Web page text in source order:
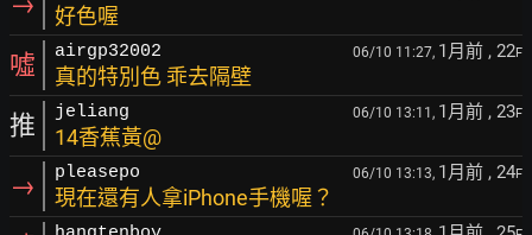
好色喔
噓 airgp32002 06/10 11:27, 1月前 , 22F
真的特別色 乖去隔壁
推 jeliang 06/10 13:11, 1月前 , 23F
14香蕉黃@
→ pleasepo 06/10 13:13, 1月前 , 24F
現在還有人拿iPhone手機喔？